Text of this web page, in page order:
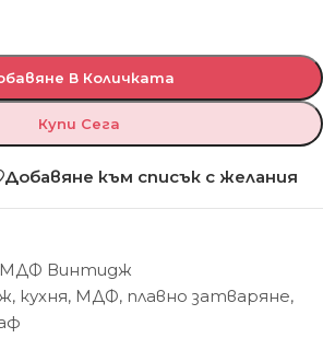
В Количката
Купи Сега
Добавяне към списък с желания
МДФ Винтидж
, кухня, МДФ, плавно затваряне,